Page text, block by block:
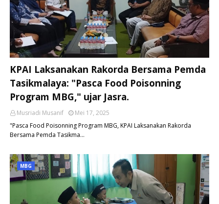
KPAI Laksanakan Rakorda Bersama Pemda
Tasikmalaya: "Pasca Food Poisonning
Program MBG," ujar Jasra.
Musriadi Musanif
Mei 17, 2025
"Pasca Food Poisonning Program MBG, KPAI Laksanakan Rakorda
Bersama Pemda Tasikma…
MBG